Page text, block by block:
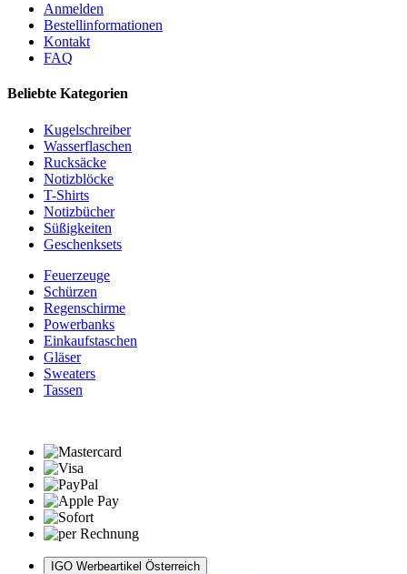
Anmelden
Bestellinformationen
Kontakt
FAQ
Beliebte Kategorien
Kugelschreiber
Wasserflaschen
Rucksäcke
Notizblöcke
T-Shirts
Notizbücher
Süßigkeiten
Geschenksets
Feuerzeuge
Schürzen
Regenschirme
Powerbanks
Einkaufstaschen
Gläser
Sweaters
Tassen
IGO Werbeartikel Österreich